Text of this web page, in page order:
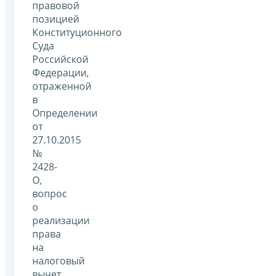
правовой
позицией
Конституционного
Суда
Российской
Федерации,
отраженной
в
Определении
от
27.10.2015
№
2428-
О,
вопрос
о
реализации
права
на
налоговый